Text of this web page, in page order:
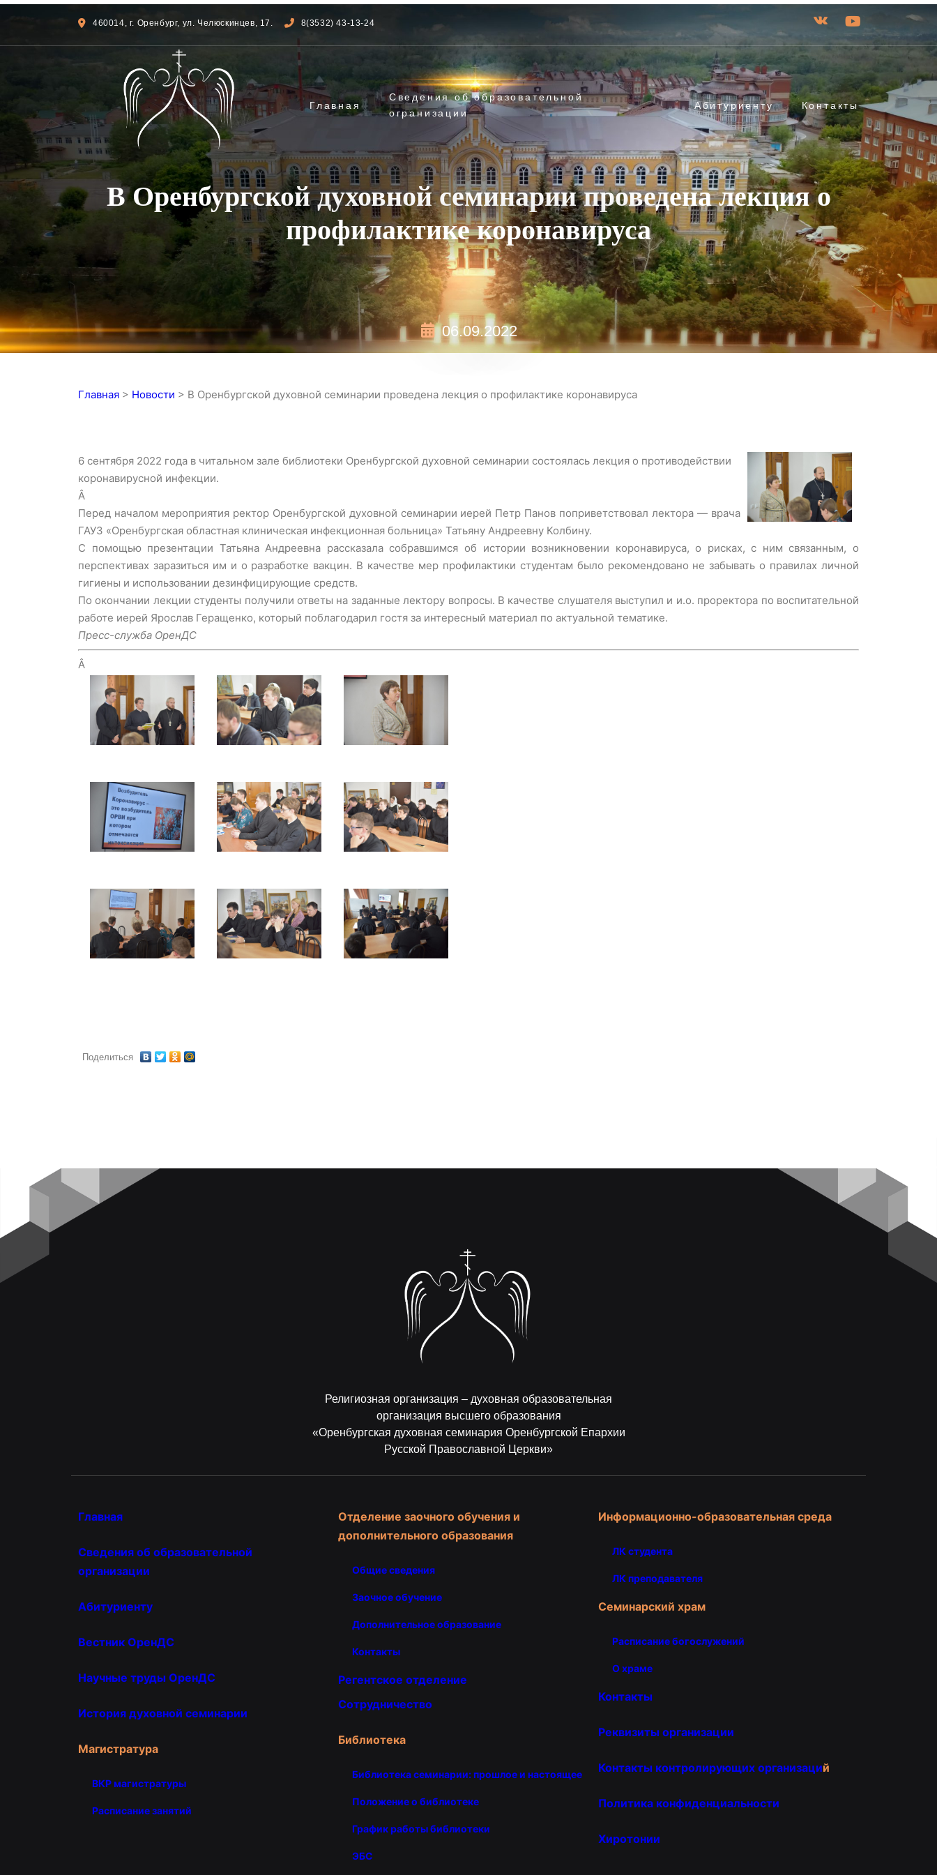
460014, г. Оренбург, ул. Челюскинцев, 17. 8(3532) 43-13-24
Главная
Сведения об образовательной
огранизации
Абитуриенту Контакты
В Оренбургской духовной семинарии проведена лекция о
профилактике коронавируса
06.09.2022
Главная > Новости > В Оренбургской духовной семинарии проведена лекция о профилактике коронавируса
6 сентября 2022 года в читальном зале библиотеки Оренбургской духовной семинарии состоялась лекция о противодействии
коронавирусной инфекции.
Â
Перед началом мероприятия ректор Оренбургской духовной семинарии иерей Петр Панов поприветствовал лектора — врача
ГАУЗ «Оренбургская областная клиническая инфекционная больница» Татьяну Андреевну Колбину.
С помощью презентации Татьяна Андреевна рассказала собравшимся об истории возникновении коронавируса, о рисках, с ним связанным, о
перспективах заразиться им и о разработке вакцин. В качестве мер профилактики студентам было рекомендовано не забывать о правилах личной
гигиены и использовании дезинфицирующие средств.
По окончании лекции студенты получили ответы на заданные лектору вопросы. В качестве слушателя выступил и и.о. проректора по воспитательной
работе иерей Ярослав Геращенко, который поблагодарил гостя за интересный материал по актуальной тематике.
Пресс-служба ОренДС
Â
Поделиться
Религиозная организация – духовная образовательная
организация высшего образования
«Оренбургская духовная семинария Оренбургской Епархии
Русской Православной Церкви»
Главная
Сведения об образовательной
организации
Абитуриенту
Вестник ОренДС
Научные труды ОренДС
История духовной семинарии
Магистратура
ВКР магистратуры
Расписание занятий
Отделение заочного обучения и
дополнительного образования
Общие сведения
Заочное обучение
Дополнительное образование
Контакты
Регентское отделение
Сотрудничество
Библиотека
Библиотека семинарии: прошлое и настоящее
Положение о библиотеке
График работы библиотеки
ЭБС
Информационно-образовательная среда
ЛК студента
ЛК преподавателя
Семинарский храм
Расписание богослужений
О храме
Контакты
Реквизиты организации
Контакты контролирующих организаций
Политика конфиденциальности
Хиротонии